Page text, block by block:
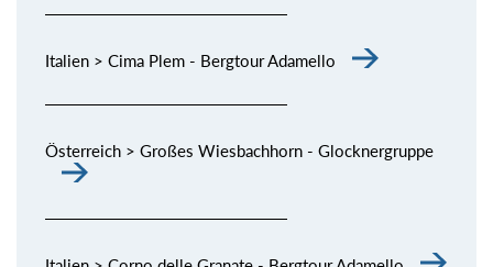
Italien > Cima Plem - Bergtour Adamello
Österreich > Großes Wiesbachhorn - Glocknergruppe